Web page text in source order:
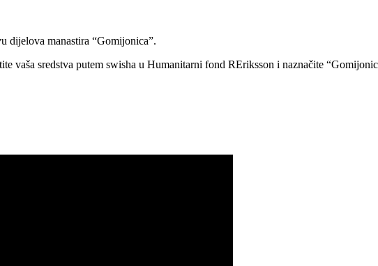
dijelova manastira “Gomijonica”.
vaša sredstva putem swisha u Humanitarni fond REriksson i naznačite